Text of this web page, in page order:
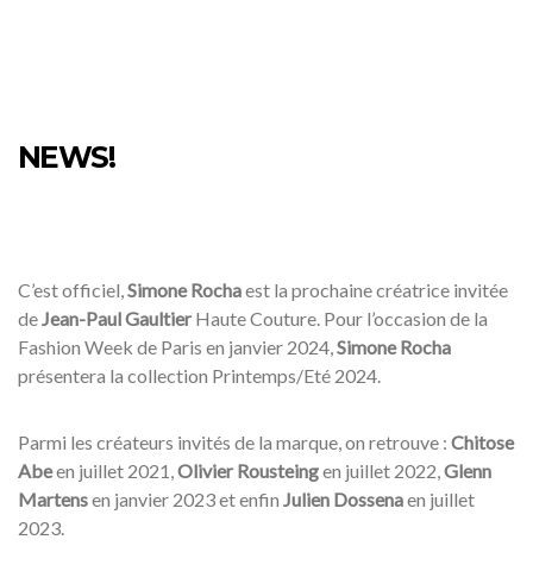
NEWS!
C’est officiel,Simone Rochaest la prochaine créatrice invitée
deJean-Paul Gaultier Haute Couture. Pour l’occasion de la
Fashion Week de Paris en janvier 2024,Simone Rocha
présentera la collection Printemps/Eté 2024.
Parmi les créateurs invités de la marque, on retrouve : Chitose
Abeen juillet 2021,Olivier Rousteingen juillet 2022,Glenn
Martensen janvier 2023 et enfin Julien Dossenaen juillet
2023.